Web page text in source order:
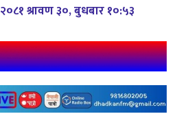
२०८१ श्रावण ३०, बुधबार १०:५३